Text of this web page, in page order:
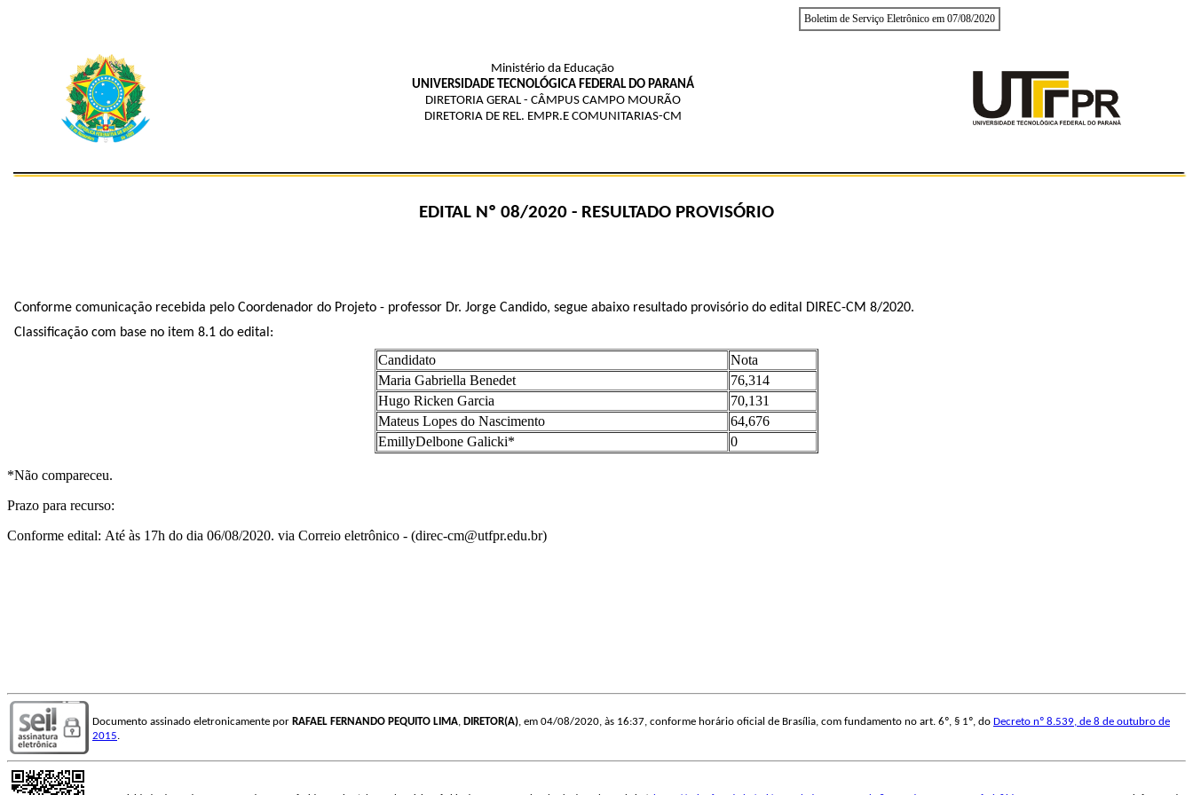
Boletim de Serviço Eletrônico em 07/08/2020
Ministério da Educação
UNIVERSIDADE TECNOLÓGICA FEDERAL DO PARANÁ
DIRETORIA GERAL - CÂMPUS CAMPO MOURÃO
DIRETORIA DE REL. EMPR.E COMUNITARIAS-CM
EDITAL Nº 08/2020 - RESULTADO PROVISÓRIO
Conforme comunicação recebida pelo Coordenador do Projeto - professor Dr. Jorge Candido, segue abaixo resultado provisório do edital DIREC-CM 8/2020.
Classificação com base no item 8.1 do edital:
Candidato
Nota
Maria Gabriella Benedet
76,314
Hugo Ricken Garcia
70,131
Mateus Lopes do Nascimento
64,676
EmillyDelbone Galicki*
0
*Não compareceu.
Prazo para recurso:
Conforme edital: Até às 17h do dia 06/08/2020. via Correio eletrônico - (direc-cm@utfpr.edu.br)
Documento assinado eletronicamente por RAFAEL FERNANDO PEQUITO LIMA, DIRETOR(A), em 04/08/2020, às 16:37, conforme horário oficial de Brasília, com fundamento no art. 6º, § 1º, do Decreto nº 8.539, de 8 de outubro de
2015.